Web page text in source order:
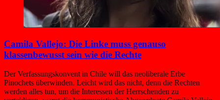
Camila Vallejo: Die Linke muss genauso
klassenbewusst sein wie die Rechte
Der Verfassungskonvent in Chile will das neoliberale Erbe
Pinochets überwinden. Leicht wird das nicht, denn die Rechten
werden alles tun, um die Interessen der Herrschenden zu